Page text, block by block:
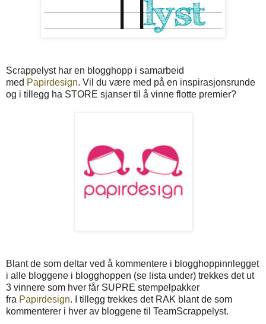
Scrappelyst har en blogghopp i samarbeid
med Papirdesign. Vil du være med på en inspirasjonsrunde
og i tillegg ha STORE sjanser til å vinne flotte premier?
Blant de som deltar ved å kommentere i blogghoppinnlegget
i alle bloggene i blogghoppen (se lista under) trekkes det ut
3 vinnere som hver får SUPRE stempelpakker
fra Papirdesign. I tillegg trekkes det RAK blant de som
kommenterer i hver av bloggene til TeamScrappelyst.